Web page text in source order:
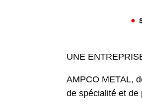
UNE
AMPCO METAL,
de spécialité et de